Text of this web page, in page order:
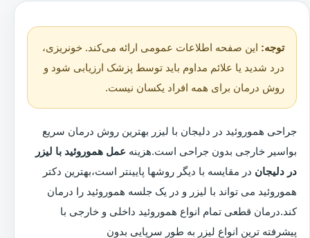
توجه: این صفحه اطلاعات عمومی ارائه می‌کند. خونریزی،
درد شدید یا علائم مداوم باید توسط پزشک ارزیابی شود و
روش درمان برای همه افراد یکسان نیست.
جراحی هموروئید در دلیجان با لیزر بهترین روش درمان سریع
بواسیر خارجی بدون جراحی است.هزینه عمل هموروئید با لیزر
در دلیجان در مقایسه با دیگر روشها پایینتر است،بهترین دکتر
هموروئید می تواند با لیزر و در یک جلسه هموروئید را درمان
کند.درمان قطعی تمام انواع هموروئید داخلی و خارجی با
پیشرفته ترین انواع لیزر به طور سرپایی بدون